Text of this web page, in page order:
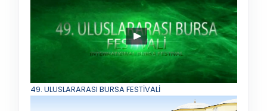
49. ULUSLARARASI BURSA FESTİVALİ